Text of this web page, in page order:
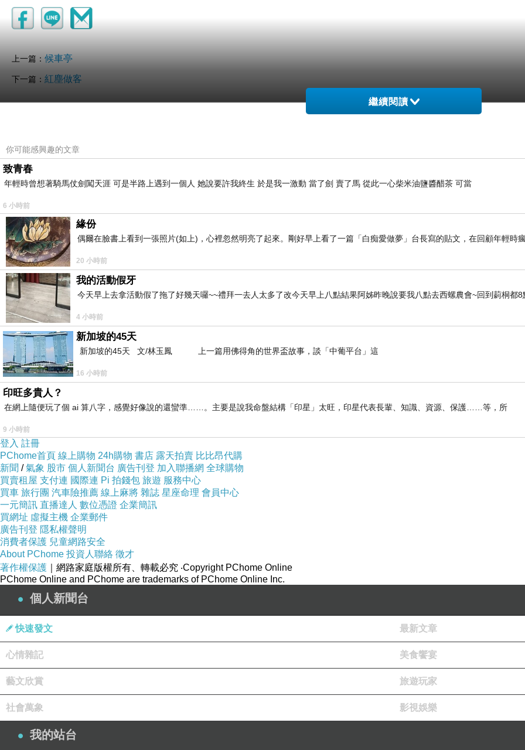
上一篇： 候車亭
下一篇： 紅塵做客
Solucan Gübresi
2018-06-30 09:07:27
Thanks Nice Post
istikbal Organik Solucan Gübresi
http://istikbalorganik.com
免費小遊戲
2016-12-19 10:09:18
吃喝玩樂~
吃喝玩樂~ http://www.ut-av7.org.tw
繼續閱讀
你可能感興趣的文章
致青春
年輕時曾想著騎馬仗劍闖天涯 可是半路上遇到一個人 她說要許我終生 於是我一激動 當了劍 賣了馬 從此一心柴米油鹽醬醋茶 可當
6 小時前
緣份
偶爾在臉書上看到一張照片(如上)，心裡忽然明亮了起來。剛好早上看了一篇「白痴愛做夢」台長寫的貼文，在回顧年輕時
20 小時前
我的活動假牙
今天早上去拿活動假了拖了好幾天囉~~禮拜一去人太多了改今天早上八點結果阿姊昨晚說要我八點去西螺農會~回到莿桐都8
4 小時前
新加坡的45天
新加坡的45天 文/林玉鳳 上一篇用佛得角的世界盃故事，談「中葡平台」這
16 小時前
印旺多貴人？
在網上隨便玩了個 ai 算八字，感覺好像說的還蠻準……。主要是說我命盤結構「印星」太旺，印星代表長輩、知識、資源、保護……等，所
9 小時前
登入 註冊
PChome首頁 線上購物 24h購物 書店 露天拍賣 比比昂代購
新聞 /氣象 股市 個人新聞台 廣告刊登 加入聯播網 全球購物
買賣租屋 支付連 國際連 Pi 拍錢包 旅遊 服務中心
買車 旅行團 汽車險推薦 線上麻將 雜誌 星座命理 會員中心
一元簡訊 直播達人 數位憑證 企業簡訊
買網址 虛擬主機 企業郵件
廣告刊登 隱私權聲明
消費者保護 兒童網路安全
About PChome 投資人聯絡 徵才
著作權保護 ｜網路家庭版權所有、轉載必究 ‧Copyright PChome Online
PChome Online and PChome are trademarks of PChome Online Inc.
個人新聞台
快速發文 最新文章
心情雜記 美食饗宴
藝文欣賞 旅遊玩家
社會萬象 影視娛樂
我的站台